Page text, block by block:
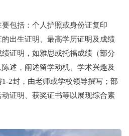
包括：个人护照或身份证复印
出生证明、最高学历证明及成绩
证明，如雅思或托福成绩（部分
述，阐述留学动机、学术兴趣及
2封，由老师或学校领导撰写；部
证明、获奖证书等以展现综合素